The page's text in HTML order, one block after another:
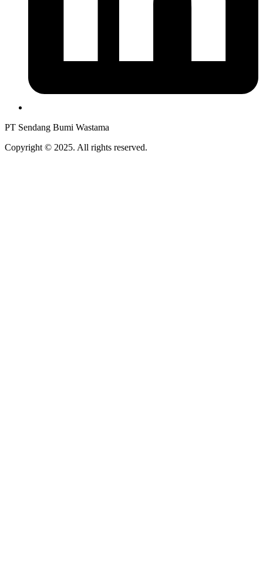
PT Sendang Bumi Wastama
Copyright © 2025. All rights reserved.